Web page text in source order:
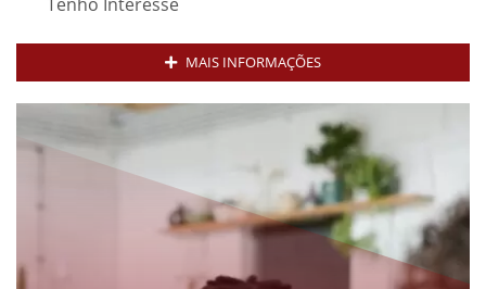
MAIS INFORMAÇÕES